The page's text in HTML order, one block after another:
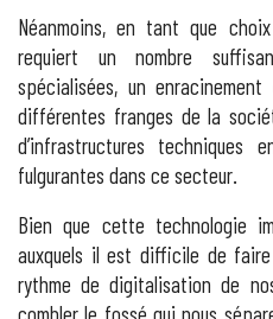
Néanmoins, en tant que
requiert un nombre
spécialisées, un
différentes franges de la
d’infrastructures techniques
fulgurantes dans ce secteur.
Bien que cette technologie
auxquels il est difficile de
rythme de digitalisation de